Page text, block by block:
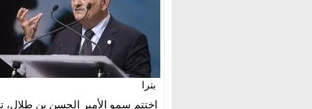
بترا
اختتم سمو الأمير الحسن بن طلال،